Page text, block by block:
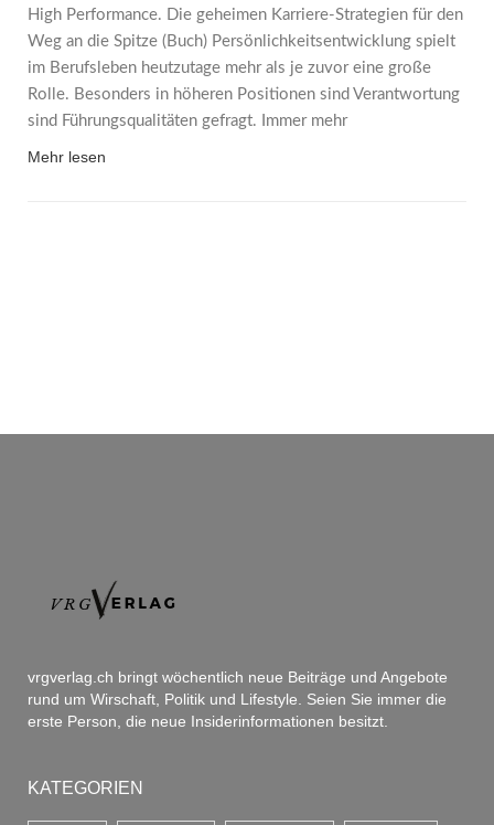
High Performance. Die geheimen Karriere-Strategien für den
Weg an die Spitze (Buch) Persönlichkeitsentwicklung spielt
im Berufsleben heutzutage mehr als je zuvor eine große
Rolle. Besonders in höheren Positionen sind Verantwortung
sind Führungsqualitäten gefragt. Immer mehr
Mehr lesen
vrgverlag.ch bringt wöchentlich neue Beiträge und Angebote
rund um Wirschaft, Politik und Lifestyle. Seien Sie immer die
erste Person, die neue Insiderinformationen besitzt.
KATEGORIEN